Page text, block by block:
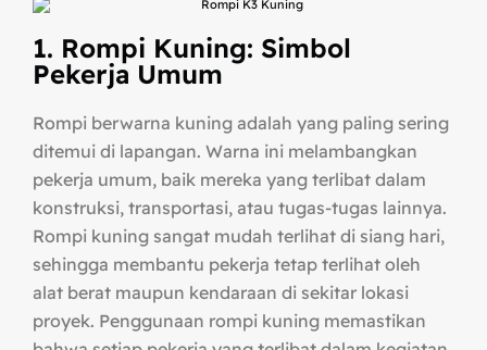
1. Rompi Kuning: Simbol
Pekerja Umum
Rompi berwarna kuning adalah yang paling sering
ditemui di lapangan. Warna ini melambangkan
pekerja umum, baik mereka yang terlibat dalam
konstruksi, transportasi, atau tugas-tugas lainnya.
Rompi kuning sangat mudah terlihat di siang hari,
sehingga membantu pekerja tetap terlihat oleh
alat berat maupun kendaraan di sekitar lokasi
proyek. Penggunaan rompi kuning memastikan